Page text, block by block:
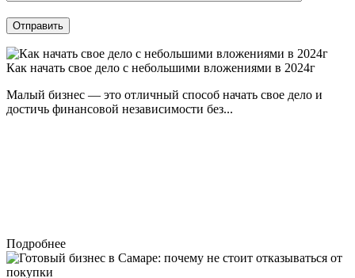
Отправить
Как начать свое дело с небольшими вложениями в 2024г
Малый бизнес — это отличный способ начать свое дело и
достичь финансовой независимости без...
Подробнее